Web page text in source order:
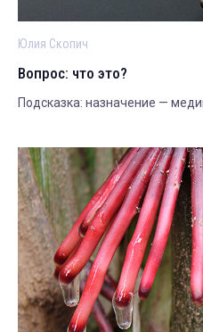
Юлия Скопич
Вопрос: что это?
Подсказка: назначение —